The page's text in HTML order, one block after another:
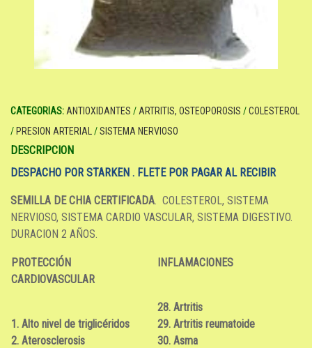
CATEGORIAS: ANTIOXIDANTES / ARTRITIS, OSTEOPOROSIS /COLESTEROL
/ PRESION ARTERIAL /SISTEMA NERVIOSO
DESCRIPCION
DESPACHO POR STARKEN . FLETE POR PAGAR AL RECIBIR
SEMILLA DE CHIA CERTIFICADA. COLESTEROL, SISTEMA
NERVIOSO, SISTEMA CARDIO VASCULAR, SISTEMA DIGESTIVO.
DURACION 2 AÑOS.
PROTECCIÓN
CARDIOVASCULAR
1. Alto nivel de triglicéridos
2. Aterosclerosis
INFLAMACIONES
28. Artritis
29. Artritis reumatoide
30. Asma